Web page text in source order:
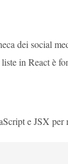
dei social
in React è
e JSX